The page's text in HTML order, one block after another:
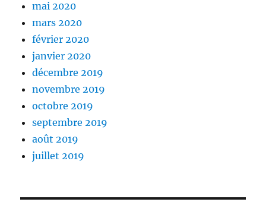
mai 2020
mars 2020
février 2020
janvier 2020
décembre 2019
novembre 2019
octobre 2019
septembre 2019
août 2019
juillet 2019